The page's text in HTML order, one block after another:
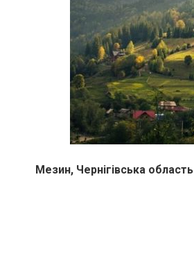
Мезин, Чернігівська область